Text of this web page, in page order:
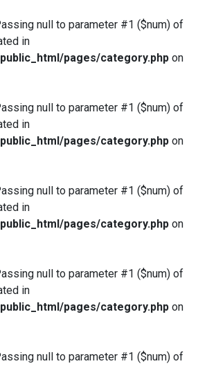
null to parameter #1 ($num) of
in
pages/category.php on
null to parameter #1 ($num) of
in
pages/category.php on
null to parameter #1 ($num) of
in
pages/category.php on
null to parameter #1 ($num) of
in
pages/category.php on
null to parameter #1 ($num) of